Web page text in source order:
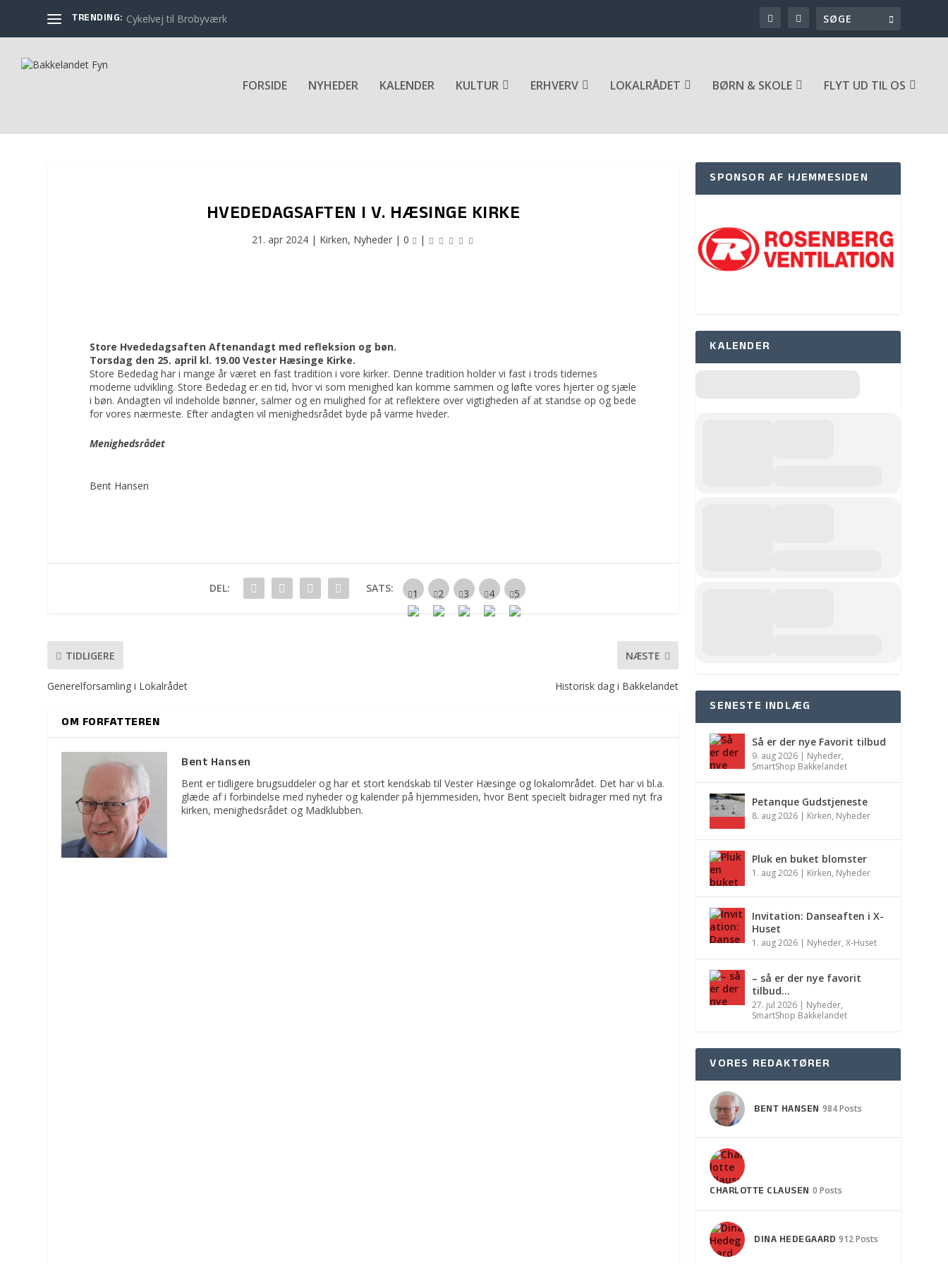
TRENDING: Cykelvej til Brobyværk
FORSIDE NYHEDER KALENDER KULTUR ERHVERV LOKALRÅDET BØRN & SKOLE FLYT UD TIL OS
HVEDEDAGSAFTEN I V. HÆSINGE KIRKE
21. apr 2024| Kirken, Nyheder| 0 |
Store Hvededagsaften Aftenandagt med refleksion og bøn.
Torsdag den 25. april kl. 19.00 Vester Hæsinge Kirke.
Store Bededag har i mange år været en fast tradition i vore kirker. Denne tradition holder vi fast i trods tidernes
moderne udvikling. Store Bededag er en tid, hvor vi som menighed kan komme sammen og løfte vores hjerter og sjæle
i bøn. Andagten vil indeholde bønner, salmer og en mulighed for at reflektere over vigtigheden af at standse op og bede
for vores nærmeste. Efter andagten vil menighedsrådet byde på varme hveder.
Menighedsrådet
Bent Hansen
DEL: SATS:
TIDLIGERE
Generelforsamling i Lokalrådet
NÆSTE
Historisk dag i Bakkelandet
OM FORFATTEREN
Bent Hansen
Bent er tidligere brugsuddeler og har et stort kendskab til Vester Hæsinge og lokalområdet. Det har vi bl.a.
glæde af i forbindelse med nyheder og kalender på hjemmesiden, hvor Bent specielt bidrager med nyt fra
kirken, menighedsrådet og Madklubben.
SPONSOR AF HJEMMESIDEN
KALENDER
SENESTE INDLÆG
Så er der nye Favorit tilbud
9. aug 2026 Nyheder,
SmartShop Bakkelandet
Petanque Gudstjeneste
8. aug 2026 Kirken, Nyheder
Pluk en buket blomster
1. aug 2026 Kirken, Nyheder
Invitation: Danseaften i X-
Huset
1. aug 2026 Nyheder,X-Huset
– så er der nye favorit
tilbud…
27. jul 2026 Nyheder,
SmartShop Bakkelandet
VORES REDAKTØRER
BENT HANSEN 984 Posts
CHARLOTTE CLAUSEN 0 Posts
DINA HEDEGAARD 912 Posts